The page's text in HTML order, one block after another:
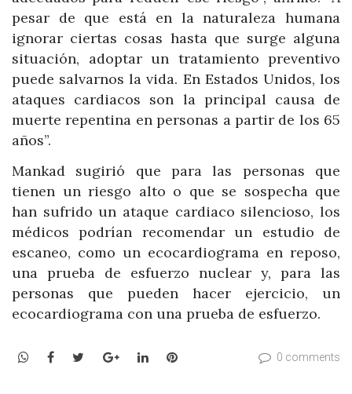
pesar de que está en la naturaleza humana
ignorar ciertas cosas hasta que surge alguna
situación, adoptar un tratamiento preventivo
puede salvarnos la vida. En Estados Unidos, los
ataques cardiacos son la principal causa de
muerte repentina en personas a partir de los 65
años”.
Mankad sugirió que para las personas que
tienen un riesgo alto o que se sospecha que
han sufrido un ataque cardiaco silencioso, los
médicos podrían recomendar un estudio de
escaneo, como un ecocardiograma en reposo,
una prueba de esfuerzo nuclear y, para las
personas que pueden hacer ejercicio, un
ecocardiograma con una prueba de esfuerzo.
WhatsApp
Facebook
TwitterGoogle+LinkedInPinterest 0 comments